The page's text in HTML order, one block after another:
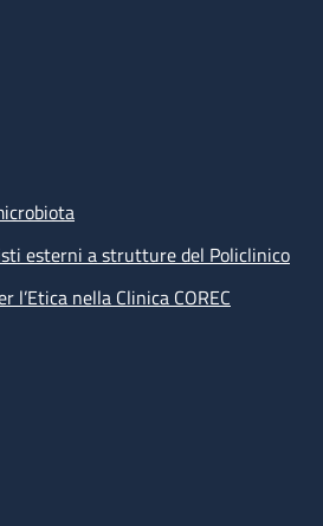
esterni a strutture del Policlinico
l’Etica nella Clinica COREC